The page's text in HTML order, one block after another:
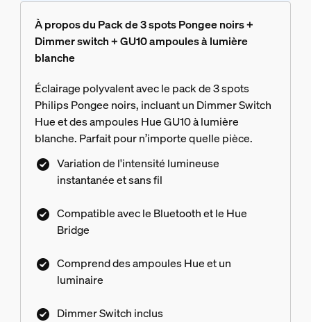
À propos du Pack de 3 spots Pongee noirs +
Dimmer switch + GU10 ampoules à lumière
blanche
Éclairage polyvalent avec le pack de 3 spots
Philips Pongee noirs, incluant un Dimmer Switch
Hue et des ampoules Hue GU10 à lumière
blanche. Parfait pour n’importe quelle pièce.
Variation de l'intensité lumineuse
instantanée et sans fil
Compatible avec le Bluetooth et le Hue
Bridge
Comprend des ampoules Hue et un
luminaire
Dimmer Switch inclus